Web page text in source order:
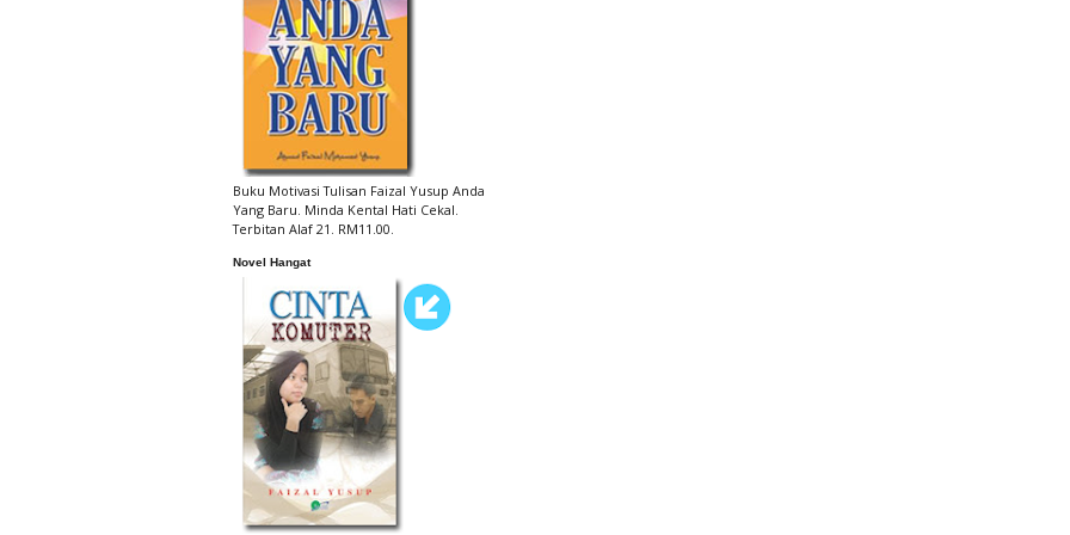
Buku Motivasi Tulisan Faizal Yusup Anda
Yang Baru. Minda Kental Hati Cekal.
Terbitan Alaf 21. RM11.00.
Novel Hangat